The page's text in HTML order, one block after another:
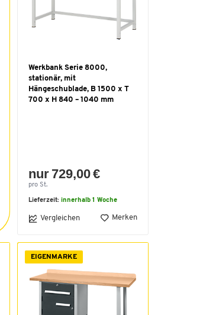
Werkbank Serie 8000,
stationär, mit
Hängeschublade, B 1500 x T
700 x H 840 – 1040 mm
nur 729,00 €
pro St.
Lieferzeit: innerhalb 1 Woche
Vergleichen Merken
EIGENMARKE